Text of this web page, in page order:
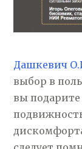
Дашкевич
выбор в
вы